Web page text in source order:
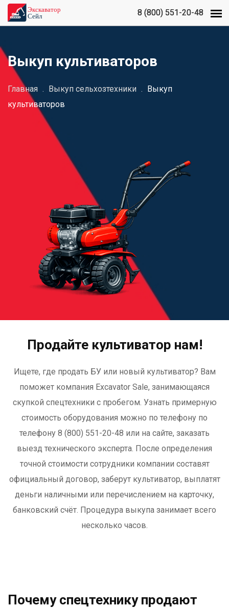
8 (800) 551-20-48
8 (800) 551-20-48
Выкуп культиваторов
Главная . Выкуп сельхозтехники . Выкуп
культиваторов
Продайте культиватор нам!
Ищете, где продать БУ или новый культиватор? Вам
поможет компания Excavator Sale, занимающаяся
скупкой спецтехники с пробегом. Узнать примерную
стоимость оборудования можно по телефону по
телефону 8 (800) 551-20-48 или на сайте, заказать
выезд технического эксперта. После определения
точной стоимости сотрудники компании составят
официальный договор, заберут культиватор, выплатят
деньги наличными или перечислением на карточку,
банковский счёт. Процедура выкупа занимает всего
несколько часов.
Почему спецтехнику продают